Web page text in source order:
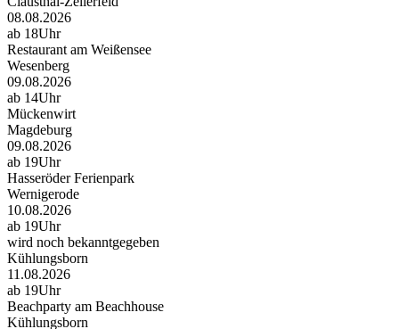
08.08.2026
ab 18Uhr
Restaurant am Weißensee
Wesenberg
09.08.2026
ab 14Uhr
Mückenwirt
Magdeburg
09.08.2026
ab 19Uhr
Hasseröder Ferienpark
Wernigerode
10.08.2026
ab 19Uhr
wird noch bekanntgegeben
Kühlungsborn
11.08.2026
ab 19Uhr
Beachparty am Beachhouse
Kühlungsborn